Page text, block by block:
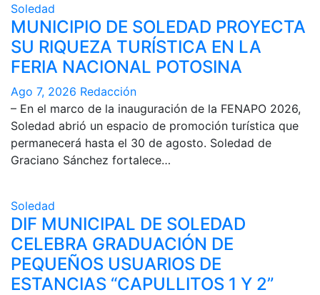
Soledad
MUNICIPIO DE SOLEDAD PROYECTA
SU RIQUEZA TURÍSTICA EN LA
FERIA NACIONAL POTOSINA
Ago 7, 2026 Redacción
– En el marco de la inauguración de la FENAPO 2026,
Soledad abrió un espacio de promoción turística que
permanecerá hasta el 30 de agosto. Soledad de
Graciano Sánchez fortalece…
Soledad
DIF MUNICIPAL DE SOLEDAD
CELEBRA GRADUACIÓN DE
PEQUEÑOS USUARIOS DE
ESTANCIAS “CAPULLITOS 1 Y 2”